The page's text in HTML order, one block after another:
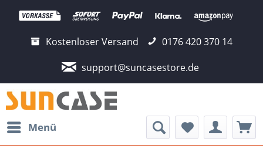
Kostenloser Versand
0176 420 370 14
support@suncasestore.de
Menü